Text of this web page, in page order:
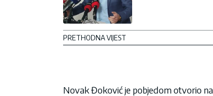
PRETHODNA VIJEST
Novak Đoković je pobjedom otvorio